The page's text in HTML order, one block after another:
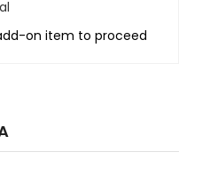
on item to proceed